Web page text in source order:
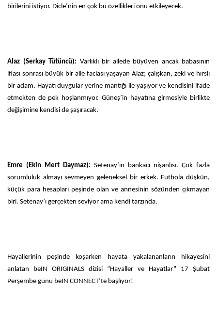
birilerini istiyor. Dicle’nin en çok bu özellikleri onu etkileyecek.
Alaz (Serkay Tütüncü): Varlıklı bir ailede büyüyen ancak babasının
iflası sonrası büyük bir aile faciası yaşayan Alaz; çalışkan, zeki ve hırslı
bir adam. Hayatı duygular yerine mantığı ile yaşıyor ve kendisini ifade
etmekten de pek hoşlanmıyor. Güneş’in hayatına girmesiyle birlikte
değişimine kendisi de şaşıracak.
Emre (Ekin Mert Daymaz): Setenay’ın bankacı nişanlısı. Çok fazla
sorumluluk almayı sevmeyen geleneksel bir erkek. Futbola düşkün,
küçük para hesapları peşinde olan ve annesinin sözünden çıkmayan
biri. Setenay’ı gerçekten seviyor ama kendi tarzında.
Hayallerinin peşinde koşarken hayata yakalananların hikayesini
anlatan beIN ORIGINALS dizisi “Hayaller ve Hayatlar” 17 Şubat
Perşembe günü beIN CONNECT’te başlıyor!